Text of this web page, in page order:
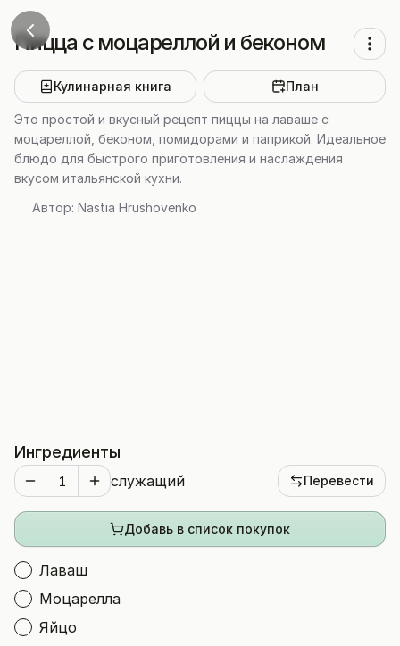
Пицца с моцареллой и беконом
Кулинарная книга План
Это простой и вкусный рецепт пиццы на лаваше с
моцареллой, беконом, помидорами и паприкой. Идеальное
блюдо для быстрого приготовления и наслаждения
вкусом итальянской кухни.
Автор: Nastia Hrushovenko
Ингредиенты
служащий Перевести
Добавь в список покупок
Лаваш
Моцарелла
Яйцо